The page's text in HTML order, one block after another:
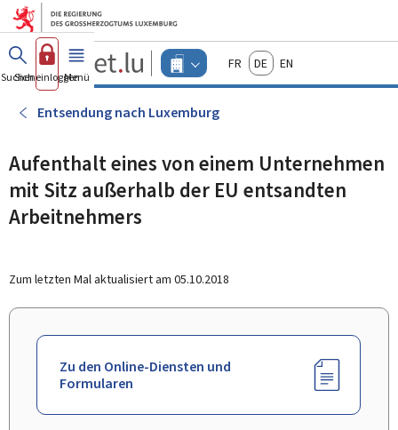
Zum Hauptmenü
Zum Inhalt
Guichet.lu
Changer
d'espace
Menu
actif
FrançaisDeutschEnglish
Suchen
Sich einloggen
Menü Haupt-
Entsendung nach Luxemburg
Aufenthalt eines von einem Unternehmen
mit Sitz außerhalb der EU entsandten
Arbeitnehmers
Zum letzten Mal aktualisiert am 05.10.2018
Zu den Online-Diensten und
Formularen